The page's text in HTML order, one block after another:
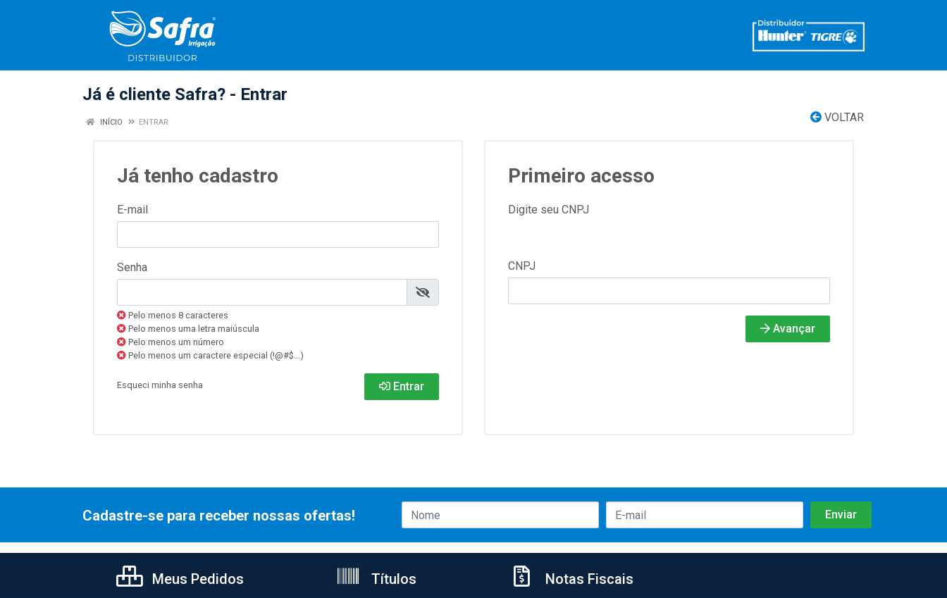
Já é cliente Safra? - Entrar
VOLTAR
INÍCIO ENTRAR
Já tenho cadastro
E-mail
Senha
Pelo menos 8 caracteres
Pelo menos uma letra maiúscula
Pelo menos um número
Pelo menos um caractere especial (!@#$...)
Esqueci minha senha Entrar
Primeiro acesso
Digite seu CNPJ
CNPJ
Avançar
Cadastre-se para receber nossas ofertas!
Meus Pedidos Títulos Notas Fiscais